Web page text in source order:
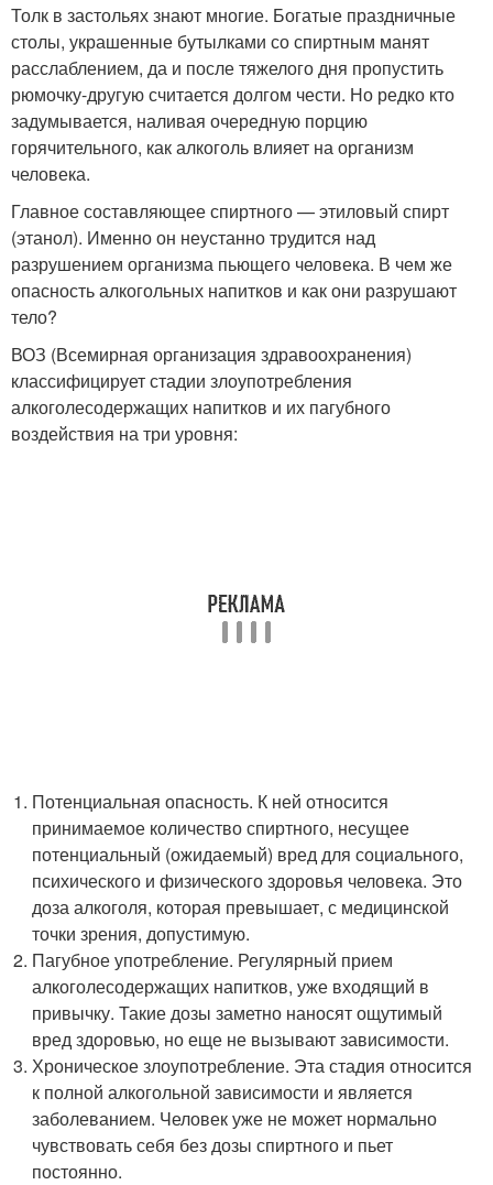
Толк в застольях знают многие. Богатые праздничные
столы, украшенные бутылками со спиртным манят
расслаблением, да и после тяжелого дня пропустить
рюмочку-другую считается долгом чести. Но редко кто
задумывается, наливая очередную порцию
горячительного, как алкоголь влияет на организм
человека.
Главное составляющее спиртного — этиловый спирт
(этанол). Именно он неустанно трудится над
разрушением организма пьющего человека. В чем же
опасность алкогольных напитков и как они разрушают
тело?
ВОЗ (Всемирная организация здравоохранения)
классифицирует стадии злоупотребления
алкоголесодержащих напитков и их пагубного
воздействия на три уровня:
Потенциальная опасность. К ней относится
принимаемое количество спиртного, несущее
потенциальный (ожидаемый) вред для социального,
психического и физического здоровья человека. Это
доза алкоголя, которая превышает, с медицинской
точки зрения, допустимую.
Пагубное употребление. Регулярный прием
алкоголесодержащих напитков, уже входящий в
привычку. Такие дозы заметно наносят ощутимый
вред здоровью, но еще не вызывают зависимости.
Хроническое злоупотребление. Эта стадия относится
к полной алкогольной зависимости и является
заболеванием. Человек уже не может нормально
чувствовать себя без дозы спиртного и пьет
постоянно.